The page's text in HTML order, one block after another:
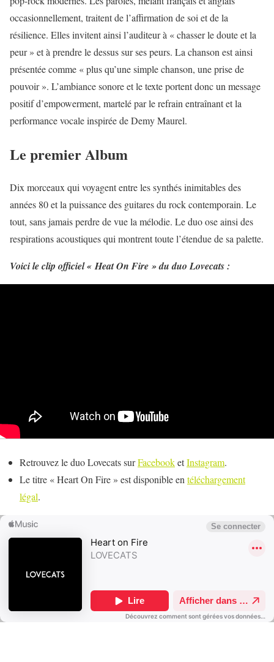
occasionnellement, traitent de l’affirmation de soi et de la
résilience. Elles invitent ainsi l’auditeur à « chasser le doute et la
peur » et à prendre le dessus sur ses peurs. La chanson est ainsi
présentée comme « plus qu’une simple chanson, une prise de
pouvoir ». L’ambiance sonore et le texte portent donc un message
positif d’empowerment, martelé par le refrain entraînant et la
performance vocale inspirée de Demy Maurel.
Le premier Album
Dix morceaux qui voyagent entre les synthés inimitables des
années 80 et la puissance des guitares du rock contemporain. Le
tout, sans jamais perdre de vue la mélodie. Le duo ose ainsi des
respirations acoustiques qui montrent toute l’étendue de sa palette.
Voici le clip officiel « Heat On Fire » du duo Lovecats :
Retrouvez le duo Lovecats surFacebooketInstagram.
Le titre « Heart On Fire » est disponible en téléchargement
légal.